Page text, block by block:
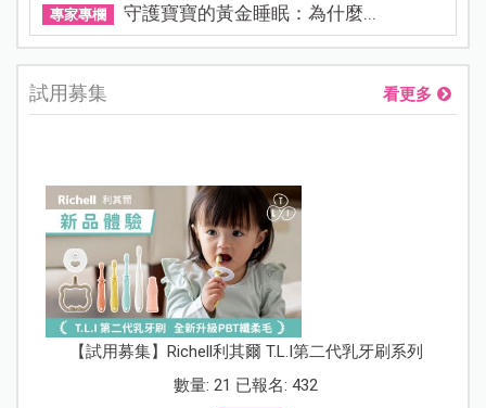
專家專欄 守護寶寶的黃金睡眠：為什麼...
試用募集 看更多
【試用募集】Richell利其爾 T.L.I第二代乳牙刷系列
數量: 21 已報名: 432